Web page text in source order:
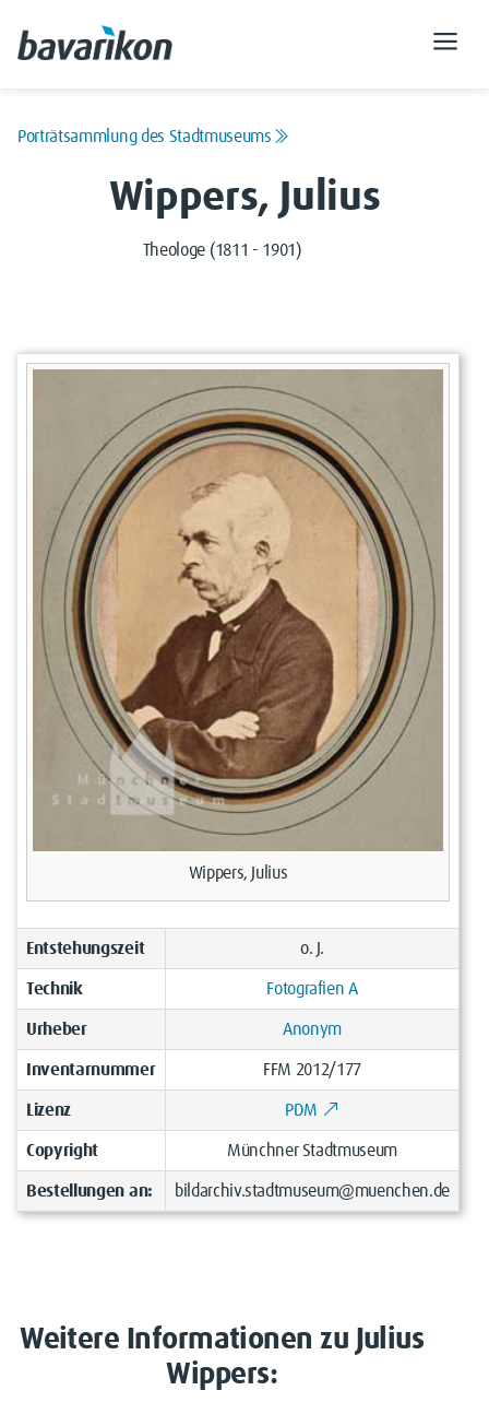
Porträtsammlung des Stadtmuseums
Wippers, Julius
Theologe (1811 - 1901)
Wippers, Julius
Entstehungszeit o. J.
Technik Fotografien A
Urheber Anonym
Inventarnummer FFM 2012/177
Lizenz PDM
Copyright Münchner Stadtmuseum
Bestellungen an: bildarchiv.stadtmuseum@muenchen.de
Weitere Informationen zu Julius
Wippers: